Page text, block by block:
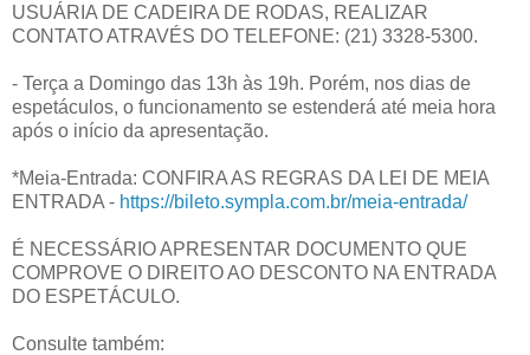
USUÁRIA DE CADEIRA DE RODAS, REALIZAR
CONTATO ATRAVÉS DO TELEFONE: (21) 3328-5300.
- Terça a Domingo das 13h às 19h. Porém, nos dias de
espetáculos, o funcionamento se estenderá até meia hora
após o início da apresentação.
*Meia-Entrada: CONFIRA AS REGRAS DA LEI DE MEIA
ENTRADA - https://bileto.sympla.com.br/meia-entrada/
É NECESSÁRIO APRESENTAR DOCUMENTO QUE
COMPROVE O DIREITO AO DESCONTO NA ENTRADA
DO ESPETÁCULO.
Consulte também: